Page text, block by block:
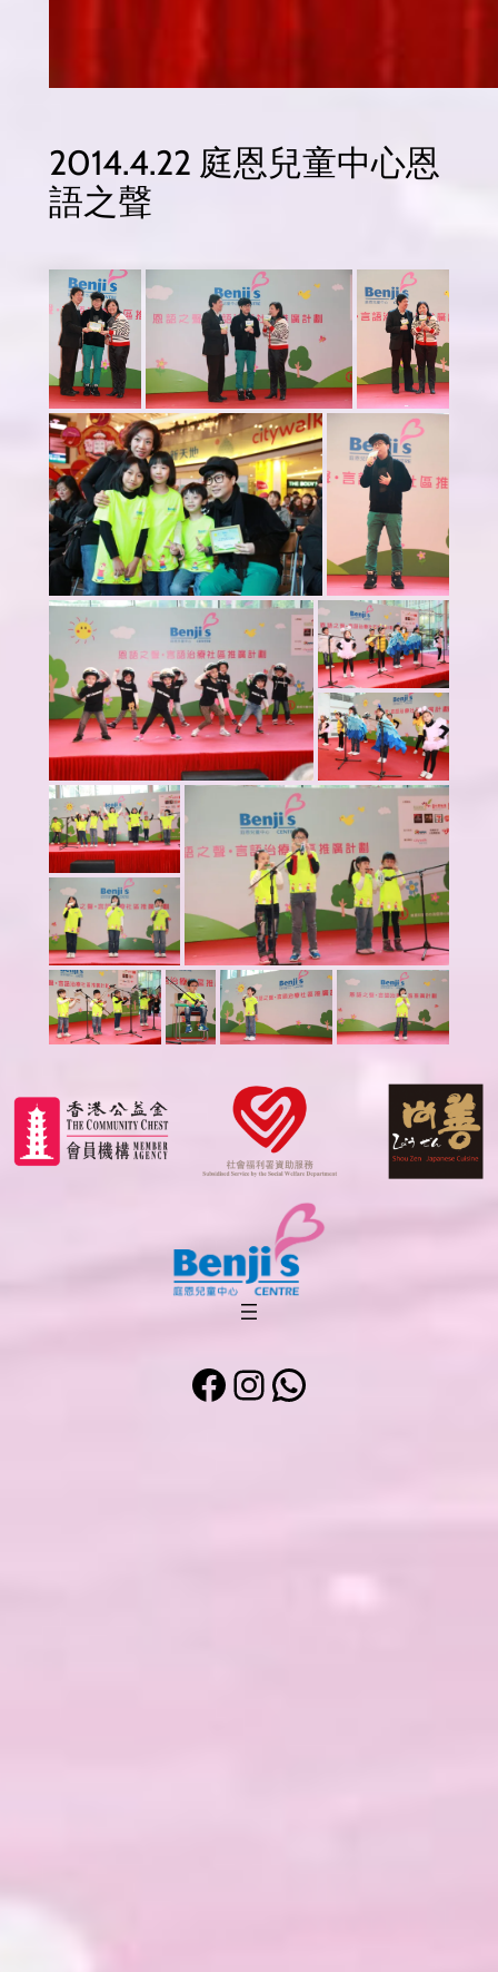
2014.4.22 庭恩兒童中心恩
語之聲
Facebook
Instagram
WhatsApp